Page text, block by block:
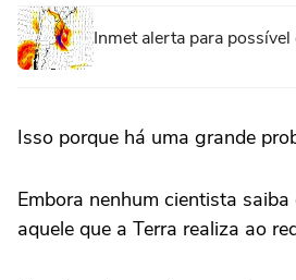
Inmet alerta para
Isso porque há uma grande
Embora nenhum cientista
aquele que a Terra realiza ao